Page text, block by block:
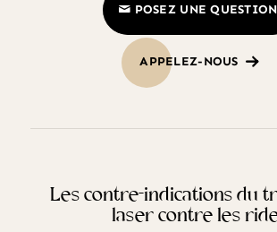
POSEZ UNE QUESTION
APPELEZ-NOUS
Les contre-indications du
laser contre les